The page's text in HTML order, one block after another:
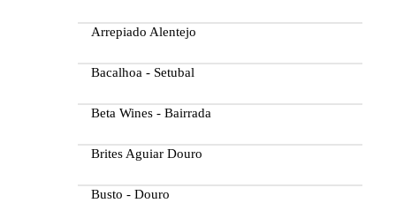
Arrepiado Alentejo
Bacalhoa - Setubal
Beta Wines - Bairrada
Brites Aguiar Douro
Busto - Douro